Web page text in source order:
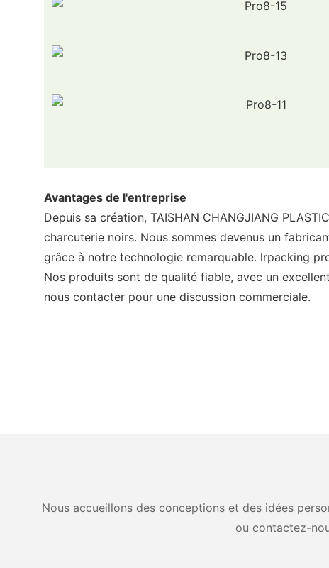
Avantages de l'entreprise
Depuis sa création, TAISHAN CHANGJIANG
charcuterie noirs. Nous sommes devenus un
grâce à notre technologie remarquable. lrpacking
Nos produits sont de qualité fiable, avec un
nous contacter pour une discussion commerciale.
Nous accueillons des conceptions et des idées
ou contactez-